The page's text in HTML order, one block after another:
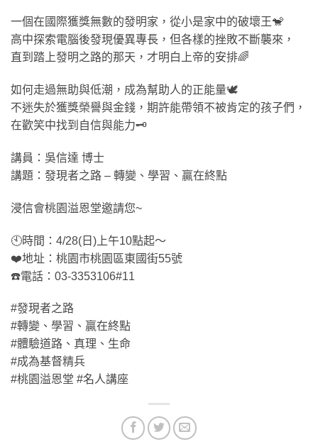
一個在國際獲獎無數的發明家，從小是家中的破壞王🐒
高中探索電腦後發現優異專長，但各樣的挫敗不斷襲來，
直到踏上發明之路的那天，才明白上帝的安排🌈
如何走過無助與低潮，成為幫助人的正能量🕊️
不迷失於獲獎榮譽與金錢，期許能帶領不被肯定的孩子們，
在歡笑中找到自信與能力🗝️
講員：吳信達 博士
講題：發現者之路 – 轉變、學習、贏在終點
浸信會桃園溢恩堂邀請您~
🕙時間：4/28(日)上午10點起～
❤️地址：桃園市桃園區東國街55號
☎️電話：03-3353106#11
#發現者之路
#轉變、學習、贏在終點
#體驗道路、真理、生命
#成為基督精兵
#桃園溢恩堂 #名人講座